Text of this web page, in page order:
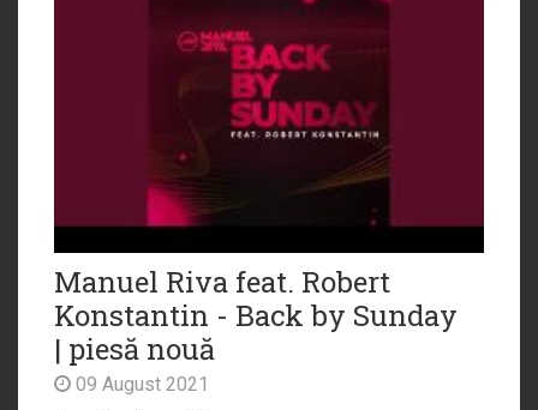
Manuel Riva feat. Robert
Konstantin - Back by Sunday
| piesă nouă
09 August 2021